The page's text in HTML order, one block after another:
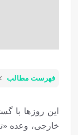
فهرست مطالب
این روزها با
خارجی، وعده